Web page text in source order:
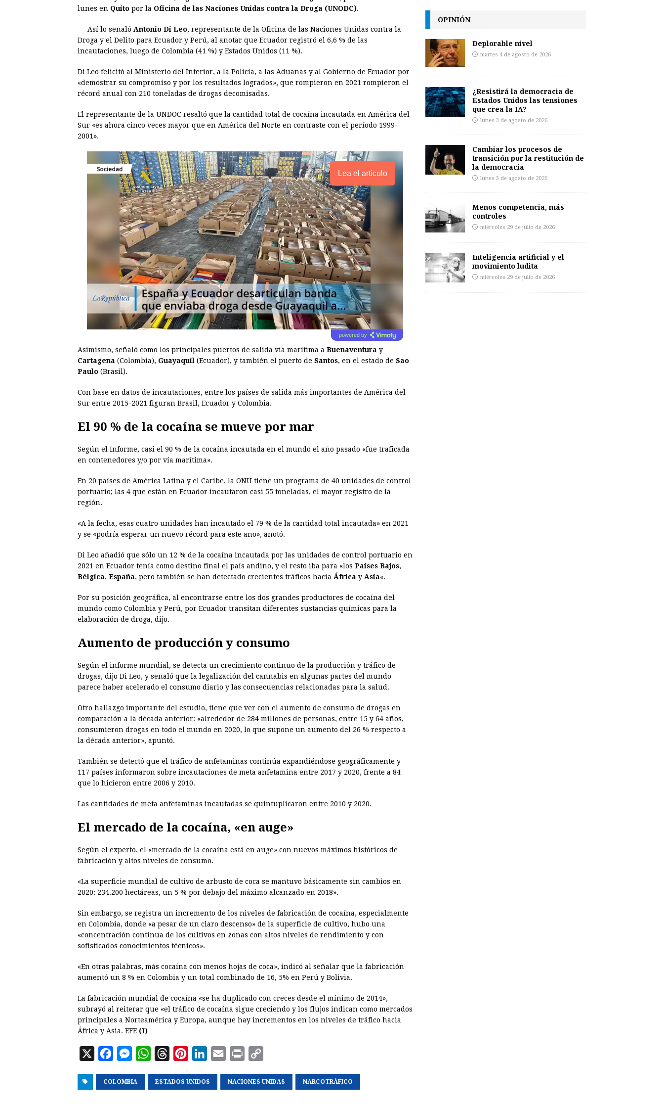
e
o
o
s
n
g
r
A
p
e
d
s
t
r
e
t
k
d
I
i
n
y
i
n
lunes en Quito por la Oficina de las Naciones Unidas contra la Droga (UNODC).
Así lo señaló Antonio Di Leo, representante de la Oficina de las Naciones Unidas contra la
Droga y el Delito para Ecuador y Perú, al anotar que Ecuador registró el 6,6 % de las
incautaciones, luego de Colombia (41 %) y Estados Unidos (11 %).
Di Leo felicitó al Ministerio del Interior, a la Policía, a las Aduanas y al Gobierno de Ecuador por
«demostrar su compromiso y por los resultados logrados», que rompieron en 2021 rompieron el
récord anual con 210 toneladas de drogas decomisadas.
El representante de la UNDOC resaltó que la cantidad total de cocaína incautada en América del
Sur «es ahora cinco veces mayor que en América del Norte en contraste con el período 1999-
2001».
Lea el artículo
powered by
Asimismo, señaló como los principales puertos de salida vía marítima a Buenaventura y
Cartagena (Colombia), Guayaquil (Ecuador), y también el puerto de Santos, en el estado de Sao
Paulo (Brasil).
Con base en datos de incautaciones, entre los países de salida más importantes de América del
Sur entre 2015-2021 figuran Brasil, Ecuador y Colombia.
El 90 % de la cocaína se mueve por mar
Según el Informe, casi el 90 % de la cocaína incautada en el mundo el año pasado «fue traficada
en contenedores y/o por vía marítima».
En 20 países de América Latina y el Caribe, la ONU tiene un programa de 40 unidades de control
portuario; las 4 que están en Ecuador incautaron casi 55 toneladas, el mayor registro de la
región.
«A la fecha, esas cuatro unidades han incautado el 79 % de la cantidad total incautada» en 2021
y se «podría esperar un nuevo récord para este año», anotó.
Di Leo añadió que sólo un 12 % de la cocaína incautada por las unidades de control portuario en
2021 en Ecuador tenía como destino final el país andino, y el resto iba para «los Países Bajos,
Bélgica, España, pero también se han detectado crecientes tráficos hacia África y Asia«.
Por su posición geográfica, al encontrarse entre los dos grandes productores de cocaína del
mundo como Colombia y Perú, por Ecuador transitan diferentes sustancias químicas para la
elaboración de droga, dijo.
Aumento de producción y consumo
Según el informe mundial, se detecta un crecimiento continuo de la producción y tráfico de
drogas, dijo Di Leo, y señaló que la legalización del cannabis en algunas partes del mundo
parece haber acelerado el consumo diario y las consecuencias relacionadas para la salud.
Otro hallazgo importante del estudio, tiene que ver con el aumento de consumo de drogas en
comparación a la década anterior: «alrededor de 284 millones de personas, entre 15 y 64 años,
consumieron drogas en todo el mundo en 2020, lo que supone un aumento del 26 % respecto a
la década anterior», apuntó.
También se detectó que el tráfico de anfetaminas continúa expandiéndose geográficamente y
117 países informaron sobre incautaciones de meta anfetamina entre 2017 y 2020, frente a 84
que lo hicieron entre 2006 y 2010.
Las cantidades de meta anfetaminas incautadas se quintuplicaron entre 2010 y 2020.
El mercado de la cocaína, «en auge»
Según el experto, el «mercado de la cocaína está en auge» con nuevos máximos históricos de
fabricación y altos niveles de consumo.
«La superficie mundial de cultivo de arbusto de coca se mantuvo básicamente sin cambios en
2020: 234.200 hectáreas, un 5 % por debajo del máximo alcanzado en 2018».
Sin embargo, se registra un incremento de los niveles de fabricación de cocaína, especialmente
en Colombia, donde «a pesar de un claro descenso» de la superficie de cultivo, hubo una
«concentración continua de los cultivos en zonas con altos niveles de rendimiento y con
sofisticados conocimientos técnicos».
«En otras palabras, más cocaína con menos hojas de coca», indicó al señalar que la fabricación
aumentó un 8 % en Colombia y un total combinado de 16, 5% en Perú y Bolivia.
La fabricación mundial de cocaína «se ha duplicado con creces desde el mínimo de 2014»,
subrayó al reiterar que «el tráfico de cocaína sigue creciendo y los flujos indican como mercados
principales a Norteamérica y Europa, aunque hay incrementos en los niveles de tráfico hacia
África y Asia. EFE (I)
X
c
M
s
W
a
r
n
n
a
i
p
COLOMBIA ESTADOS UNIDOS NACIONES UNIDAS NARCOTRÁFICO
OPINIÓN
Deplorable nivel
martes 4 de agosto de 2026
¿Resistirá la democracia de
Estados Unidos las tensiones
que crea la IA?
lunes 3 de agosto de 2026
Cambiar los procesos de
transición por la restitución de
la democracia
lunes 3 de agosto de 2026
Menos competencia, más
controles
miércoles 29 de julio de 2026
Inteligencia artificial y el
movimiento ludita
miércoles 29 de julio de 2026